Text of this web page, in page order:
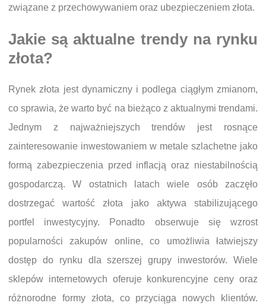
związane z przechowywaniem oraz ubezpieczeniem złota.
Jakie są aktualne trendy na rynku
złota?
Rynek złota jest dynamiczny i podlega ciągłym zmianom,
co sprawia, że warto być na bieżąco z aktualnymi trendami.
Jednym z najważniejszych trendów jest rosnące
zainteresowanie inwestowaniem w metale szlachetne jako
formą zabezpieczenia przed inflacją oraz niestabilnością
gospodarczą. W ostatnich latach wiele osób zaczęło
dostrzegać wartość złota jako aktywa stabilizującego
portfel inwestycyjny. Ponadto obserwuje się wzrost
popularności zakupów online, co umożliwia łatwiejszy
dostęp do rynku dla szerszej grupy inwestorów. Wiele
sklepów internetowych oferuje konkurencyjne ceny oraz
różnorodne formy złota, co przyciąga nowych klientów.